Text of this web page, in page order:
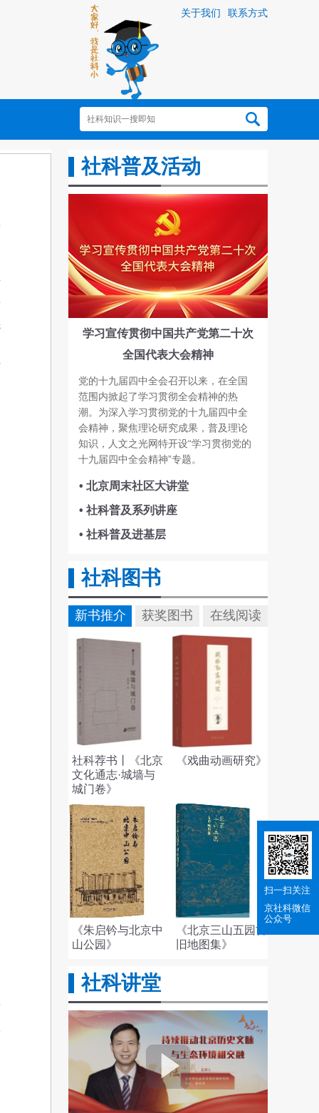
关于我们 联系方式
社科普及活动
学习宣传贯彻中国共产党第二十次
全国代表大会精神
党的十九届四中全会召开以来，在全国
范围内掀起了学习贯彻全会精神的热
潮。为深入学习贯彻党的十九届四中全
会精神，聚焦理论研究成果，普及理论
知识，人文之光网特开设“学习贯彻党的
十九届四中全会精神”专题。
• 北京周末社区大讲堂
• 社科普及系列讲座
• 社科普及进基层
社科图书
新书推介 获奖图书 在线阅读
社科荐书丨《北京
文化通志·城墙与
城门卷》
《戏曲动画研究》
《朱启钤与北京中
山公园》
《北京三山五园古
旧地图集》
社科讲堂
扫一扫关注
京社科微信
公众号